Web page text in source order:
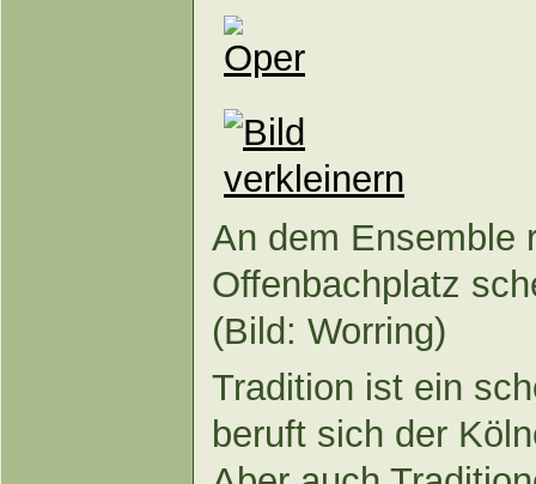
An dem Ensemble
Offenbachplatz
(Bild: Worring)
Tradition ist ein
beruft sich der